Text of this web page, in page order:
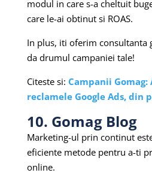
modul in care s-a cheltuit
care le-ai obtinut si ROAS.
In plus, iti oferim consultanta
da drumul campaniei tale!
Citeste si: Campanii
reclamele Google Ads, din
10. Gomag Blog
Marketing-ul prin continut
eficiente metode pentru a-ti
online.